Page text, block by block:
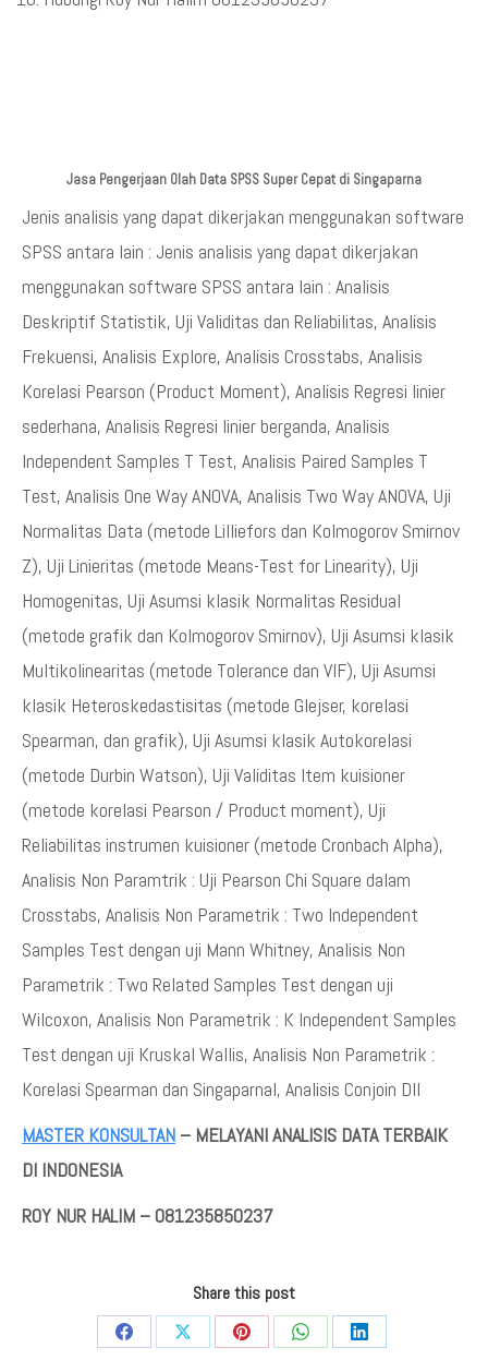
Jasa Pengerjaan Olah Data SPSS Super Cepat di Singaparna
Jenis analisis yang dapat dikerjakan menggunakan software
SPSS antara lain : Jenis analisis yang dapat dikerjakan
menggunakan software SPSS antara lain : Analisis
Deskriptif Statistik, Uji Validitas dan Reliabilitas, Analisis
Frekuensi, Analisis Explore, Analisis Crosstabs, Analisis
Korelasi Pearson (Product Moment), Analisis Regresi linier
sederhana, Analisis Regresi linier berganda, Analisis
Independent Samples T Test, Analisis Paired Samples T
Test, Analisis One Way ANOVA, Analisis Two Way ANOVA, Uji
Normalitas Data (metode Lilliefors dan Kolmogorov Smirnov
Z), Uji Linieritas (metode Means-Test for Linearity), Uji
Homogenitas, Uji Asumsi klasik Normalitas Residual
(metode grafik dan Kolmogorov Smirnov), Uji Asumsi klasik
Multikolinearitas (metode Tolerance dan VIF), Uji Asumsi
klasik Heteroskedastisitas (metode Glejser, korelasi
Spearman, dan grafik), Uji Asumsi klasik Autokorelasi
(metode Durbin Watson), Uji Validitas Item kuisioner
(metode korelasi Pearson / Product moment), Uji
Reliabilitas instrumen kuisioner (metode Cronbach Alpha),
Analisis Non Paramtrik : Uji Pearson Chi Square dalam
Crosstabs, Analisis Non Parametrik : Two Independent
Samples Test dengan uji Mann Whitney, Analisis Non
Parametrik : Two Related Samples Test dengan uji
Wilcoxon, Analisis Non Parametrik : K Independent Samples
Test dengan uji Kruskal Wallis, Analisis Non Parametrik :
Korelasi Spearman dan Singaparnal, Analisis Conjoin Dll
MASTER KONSULTAN – MELAYANI ANALISIS DATA TERBAIK
DI INDONESIA
ROY NUR HALIM – 081235850237
Share this post
Share
Share
Share
Share
Share